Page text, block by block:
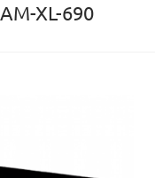
XL-690